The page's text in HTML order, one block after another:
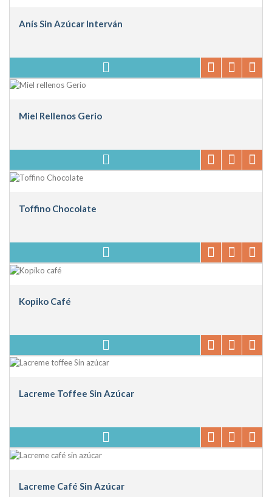
Anís Sin Azúcar Interván
Miel Rellenos Gerio
Toffino Chocolate
Kopiko Café
Lacreme Toffee Sin Azúcar
Lacreme Café Sin Azúcar